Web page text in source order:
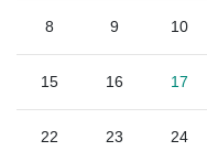
8 9 10
15 16 17
22 23 24